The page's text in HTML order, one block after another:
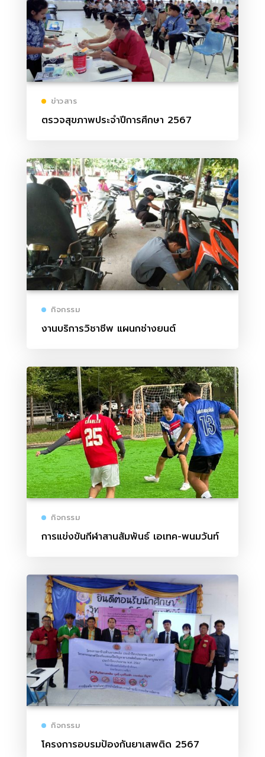
ข่าวสาร
ตรวจสุขภาพประจำปีการศึกษา 2567
กิจกรรม
งานบริการวิชาชีพ แผนกช่างยนต์
กิจกรรม
การแข่งขันกีฬาสานสัมพันธ์ เอเทค-พนมวันท์
กิจกรรม
โครงการอบรมป้องกันยาเสพติด 2567